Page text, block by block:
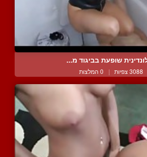
שופעת בביגוד מ...
3088 צפיות | 0 המלצות